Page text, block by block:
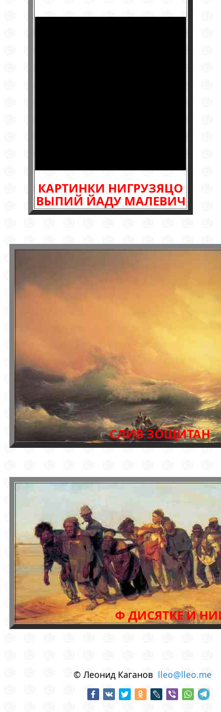
КАРТИНКИ НИГРУЗЯЦО
ВЫПИЙ ЙАДУ МАЛЕВИЧ
СЛИВ ЗОЩИТАН
Ф ДИСЯТКЕ И
© Леонид Каганов lleo@lleo.me